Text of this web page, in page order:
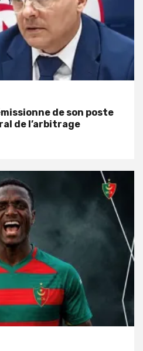
de son poste
de l’arbitrage